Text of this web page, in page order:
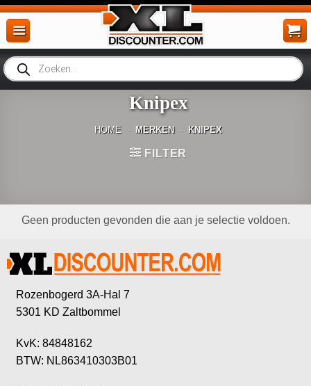
Ga
naar
inhoud
Producten
zoeken
Knipex
HOME - MERKEN - KNIPEX
FILTER
Geen producten gevonden die aan je selectie voldoen.
Rozenbogerd 3A-Hal 7
5301 KD Zaltbommel
KvK: 84848162
BTW: NL863410303B01